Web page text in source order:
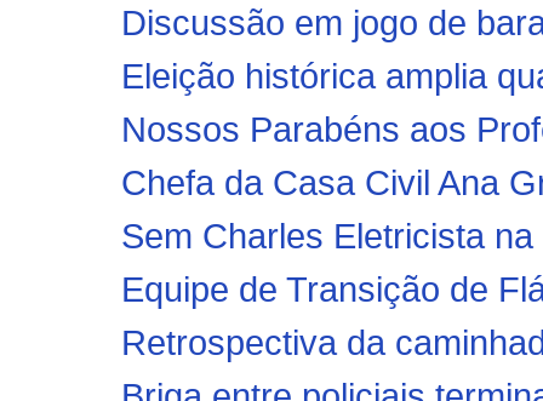
Discussão em jogo de
Eleição histórica amplia
Nossos Parabéns aos
Chefa da Casa Civil Ana
Sem Charles Eletricista
Equipe de Transição de
Retrospectiva da